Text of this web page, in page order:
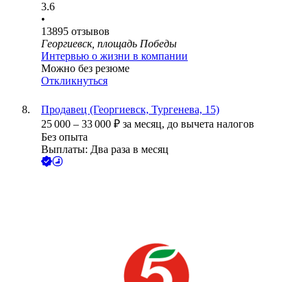
3.6
•
13895 отзывов
Георгиевск, площадь Победы
Интервью о жизни в компании
Можно без резюме
Откликнуться
Продавец (Георгиевск, Тургенева, 15)
25 000 – 33 000 ₽ за месяц, до вычета налогов
Без опыта
Выплаты: Два раза в месяц